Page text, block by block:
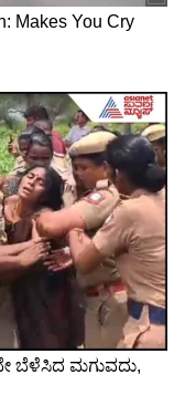
ತುಂಬಾ
ಮಿಥುನ
ಮಾಡುತ್ತಾರೆ.
ನಿಮಗೆ
ನೀವು ಹಣವನ್ನು
ನಿಮ್ಮ
ಕೌಟುಂಬಿಕ
ನಿಮ್ಮ
ಗಮನಾರ್ಹವಾಗಿ